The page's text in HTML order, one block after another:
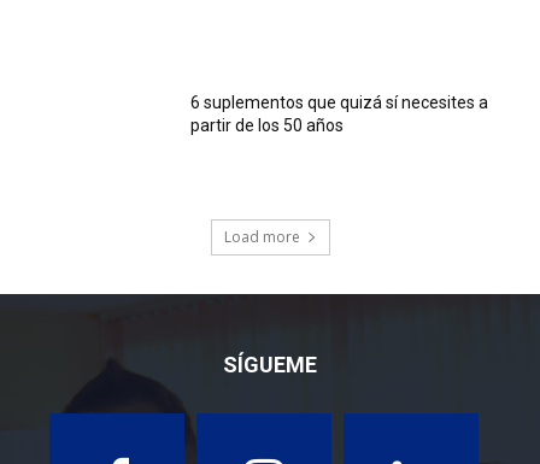
6 suplementos que quizá sí necesites a
partir de los 50 años
Load more
SÍGUEME